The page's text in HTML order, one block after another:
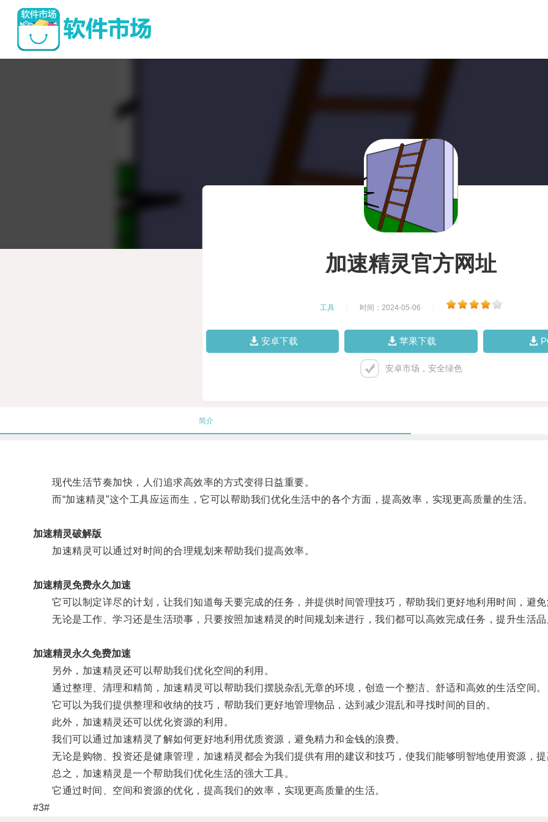
加速精灵官方网址
工具 时间：2024-05-06
安卓下载 苹果下载
安卓市场，安全绿色
简介
现代生活节奏加快，人们追求高效率的方式变得日益重要。
而“加速精灵”这个工具应运而生，它可以帮助我们优化生活中的各个方面，提高效率，实现更高质量的生活。
加速精灵破解版
加速精灵可以通过对时间的合理规划来帮助我们提高效率。
加速精灵免费永久加速
它可以制定详尽的计划，让我们知道每天要完成的任务，并提供时间管理技巧，帮助我们更好地利用时间，避免
无论是工作、学习还是生活琐事，只要按照加速精灵的时间规划来进行，我们都可以高效完成任务，提升生活品
加速精灵永久免费加速
另外，加速精灵还可以帮助我们优化空间的利用。
通过整理、清理和精简，加速精灵可以帮助我们摆脱杂乱无章的环境，创造一个整洁、舒适和高效的生活空间。
它可以为我们提供整理和收纳的技巧，帮助我们更好地管理物品，达到减少混乱和寻找时间的目的。
此外，加速精灵还可以优化资源的利用。
我们可以通过加速精灵了解如何更好地利用优质资源，避免精力和金钱的浪费。
无论是购物、投资还是健康管理，加速精灵都会为我们提供有用的建议和技巧，使我们能够明智地使用资源，提
总之，加速精灵是一个帮助我们优化生活的强大工具。
它通过时间、空间和资源的优化，提高我们的效率，实现更高质量的生活。
#3#